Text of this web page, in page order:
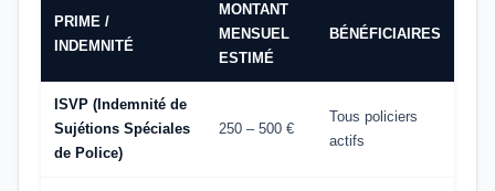
PRIME /
INDEMNITÉ
MONTANT
MENSUEL
ESTIMÉ
BÉNÉFICIAIRES
ISVP (Indemnité de
Sujétions Spéciales
de Police)
250 – 500 €
Tous policiers
actifs